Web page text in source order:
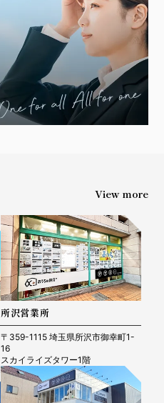
View more
所沢営業所
〒359-1115 埼玉県所沢市御幸町1-
16
スカイライズタワー1階